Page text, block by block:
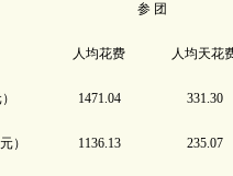
参 团
人均花费 人均天花
1471.04 331.30
） 1136.13 235.07